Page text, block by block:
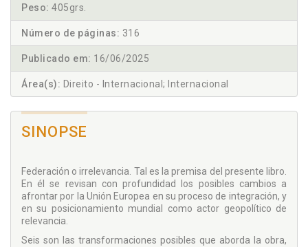
Peso: 405grs.
Número de páginas: 316
Publicado em: 16/06/2025
Área(s): Direito - Internacional; Internacional
SINOPSE
Federación o irrelevancia. Tal es la premisa del presente libro.
En él se revisan con profundidad los posibles cambios a
afrontar por la Unión Europea en su proceso de integración, y
en su posicionamiento mundial como actor geopolítico de
relevancia.
Seis son las transformaciones posibles que aborda la obra,